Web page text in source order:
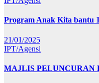
Program Anak Kita bantu
21/01/2025
IPT/Agensi
MAJLIS PELUNCURAN